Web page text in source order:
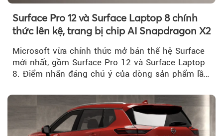
Surface Pro 12 và Surface Laptop 8 chính
thức lên kệ, trang bị chip AI Snapdragon X2
Microsoft vừa chính thức mở bán thế hệ Surface
mới nhất, gồm Surface Pro 12 và Surface Laptop
8. Điểm nhấn đáng chú ý của dòng sản phẩm lần